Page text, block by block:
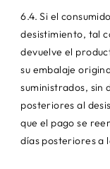
6.4. Si el
desistimiento, tal
devuelve el
su embalaje
suministrados, sin
posteriores al
que el pago se
días posteriores a